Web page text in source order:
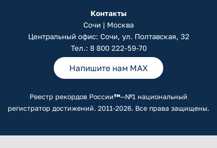
Контакты
Сочи | Москва
Центральный офис: Сочи, ул. Полтавская, 32
Тел.: 8 800 222-59-70
Напишите нам MAX
Реестр рекордов России™—№1 национальный
регистратор достижений. 2011-2026. Все права защищены.